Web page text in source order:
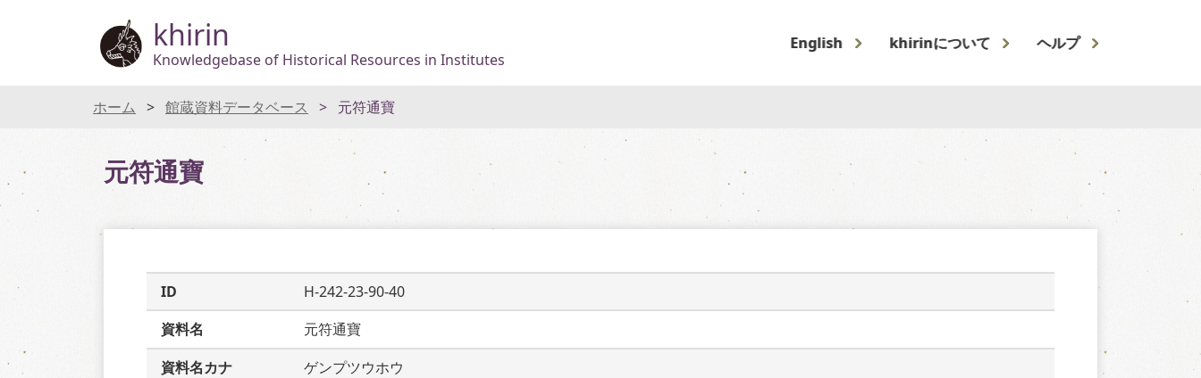
khirin
Knowledgebase of Historical Resources in Institutes
English khirinについて ヘルプ
ホーム 館蔵資料データベース 元符通寶
元符通寶
ID
H-242-23-90-40
資料名
元符通寶
資料名カナ
ゲンプツウホウ